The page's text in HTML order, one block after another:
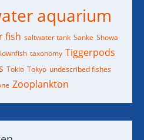
aquarium
fish saltwater tank Sanke Showa
taxonomy Tiggerpods
Tokio Tokyo undescribed fishes
Zooplankton